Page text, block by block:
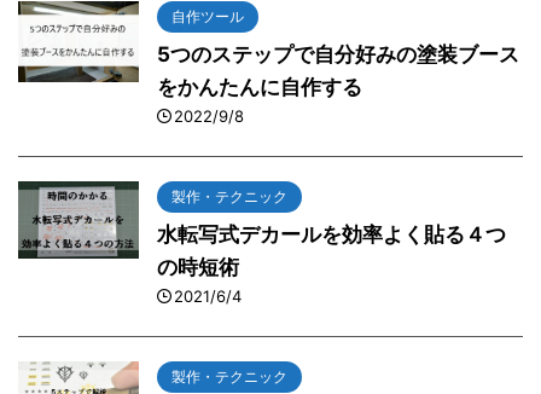
自作ツール
5つのステップで自分好みの塗装ブース
をかんたんに自作する
2022/9/8
製作・テクニック
水転写式デカールを効率よく貼る４つ
の時短術
2021/6/4
製作・テクニック